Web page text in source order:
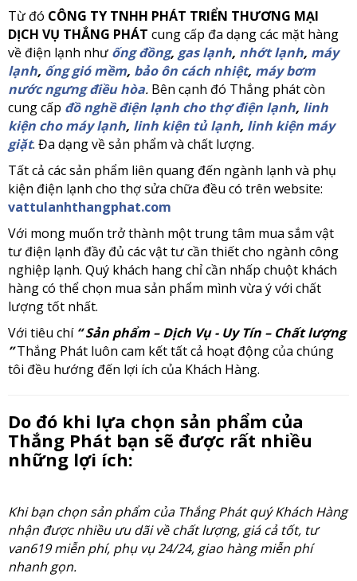
Từ đó CÔNG TY TNHH PHÁT TRIỂN THƯƠNG MẠI
DỊCH VỤ THẮNG PHÁT cung cấp đa dạng các mặt hàng
về điện lạnh như ống đồng, gas lạnh, nhớt lạnh, máy
lạnh, ống gió mềm, bảo ôn cách nhiệt, máy bơm
nước ngưng điều hòa. Bên cạnh đó Thắng phát còn
cung cấp đồ nghề điện lạnh cho thợ điện lạnh, linh
kiện cho máy lạnh, linh kiện tủ lạnh, linh kiện máy
giặt. Đa dạng về sản phẩm và chất lượng.
Tất cả các sản phẩm liên quang đến ngành lạnh và phụ
kiện điện lạnh cho thợ sửa chữa đều có trên website:
vattulanhthangphat.com
Với mong muốn trở thành một trung tâm mua sắm vật
tư điện lạnh đầy đủ các vật tư cần thiết cho ngành công
nghiệp lạnh. Quý khách hang chỉ cần nhấp chuột khách
hàng có thể chọn mua sản phẩm mình vừa ý với chất
lượng tốt nhất.
Với tiêu chí “ Sản phẩm – Dịch Vụ - Uy Tín – Chất lượng
”Thắng Phát luôn cam kết tất cả hoạt động của chúng
tôi đều hướng đến lợi ích của Khách Hàng.
Do đó khi lựa chọn sản phẩm của
Thắng Phát bạn sẽ được rất nhiều
những lợi ích:
Khi bạn chọn sản phẩm của Thắng Phát quý Khách Hàng
nhận được nhiều ưu dãi về chất lượng, giá cả tốt, tư
van619 miễn phí, phụ vụ 24/24, giao hàng miễn phí
nhanh gọn.